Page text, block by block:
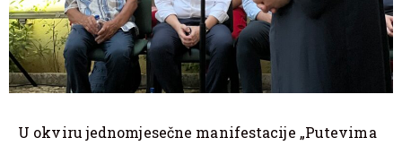
U okviru jednomjesečne manifestacije „Putevima